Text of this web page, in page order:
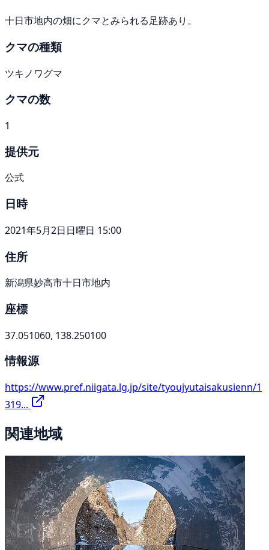
十日市地内の畑にクマとみられる足跡あり。
クマの種類
ツキノワグマ
クマの数
1
提供元
公式
日時
2021年5月2日日曜日 15:00
住所
新潟県妙高市十日市地内
座標
37.051060, 138.250100
情報源
https://www.pref.niigata.lg.jp/site/tyoujyutaisakusienn/1
319...
関連地域